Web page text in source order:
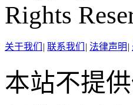
Rights
关于我们 | 联系我们 | 法律声明 |
本站不提